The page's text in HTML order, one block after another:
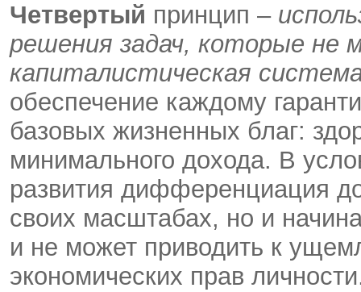
Четвертый принцип –
решения задач, которые
капиталистическая
обеспечение каждому
базовых жизненных благ:
минимального дохода. В
развития дифференциация
своих масштабах, но и
и не может приводить к
экономических прав